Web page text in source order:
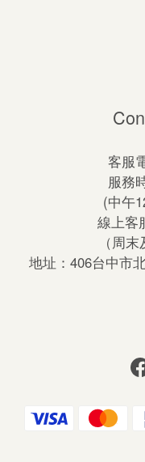
客服
服務
(中午
線上客
（周
地址：406台中市